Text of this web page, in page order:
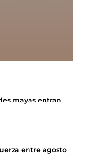
mayas entran
entre agosto